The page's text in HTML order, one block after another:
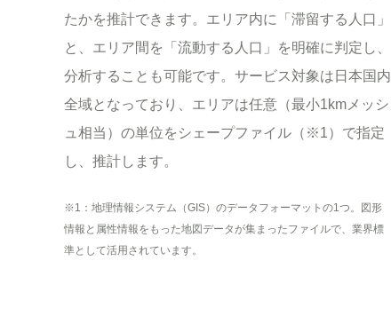
たかを推計できます。エリア内に「滞留する人口」
と、エリア間を「流動する人口」を明確に判定し、
分析することも可能です。サービス対象は日本国内
全域となっており、エリアは任意（最小1kmメッシ
ュ相当）の単位をシェープファイル（※1）で指定
し、推計します。
※1：地理情報システム（GIS）のデータフォーマットの1つ。図形
情報と属性情報をもった地図データが集まったファイルで、業界標
準として活用されています。